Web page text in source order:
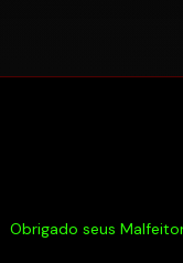
Obrigado seus